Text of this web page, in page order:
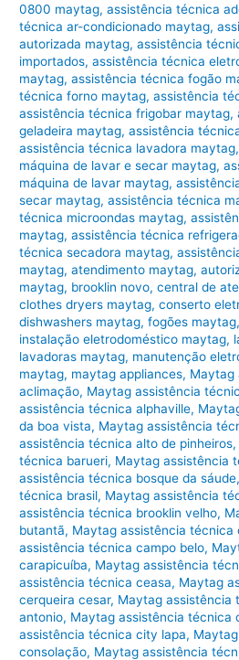
0800 maytag,assistência técnica
técnica ar-condicionado maytag,
autorizada maytag,assistência
importados,assistência técnica
maytag,assistência técnica fogão
técnica forno maytag,assistência
assistência técnica frigobar maytag,
geladeira maytag,assistência
assistência técnica lavadora maytag
máquina de lavar e secar maytag,
máquina de lavar maytag,
secar maytag,assistência técnica
técnica microondas maytag,
maytag,assistência técnica
técnica secadora maytag,
maytag,atendimento maytag,
maytag, brooklin novo,central de
clothes dryers maytag,conserto
dishwashers maytag,fogões maytag
instalação eletrodoméstico maytag,
lavadoras maytag, manutenção
maytag, maytag appliances, Maytag
aclimação, Maytag assistência
assistência técnica alphaville,
da boa vista, Maytag assistência
assistência técnica alto de pinheiros,
técnica barueri, Maytag assistência
assistência técnica bosque da sáude,
técnica brasil, Maytag assistência
assistência técnica brooklin velho,
butantã, Maytag assistência técnica
assistência técnica campo belo,
carapicuíba, Maytag assistência
assistência técnica ceasa, Maytag
cerqueira cesar, Maytag assistência
antonio, Maytag assistência técnica
assistência técnica city lapa,
consolação, Maytag assistência